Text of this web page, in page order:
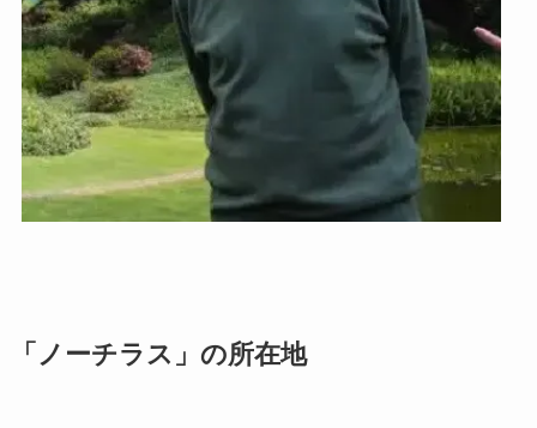
「ノーチラス」の所在地